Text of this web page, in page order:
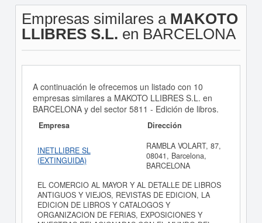
Empresas similares a MAKOTO
LLIBRES S.L. en BARCELONA
A continuación le ofrecemos un listado con 10
empresas similares a MAKOTO LLIBRES S.L. en
BARCELONA y del sector 5811 - Edición de libros.
Empresa Dirección
INETLLIBRE SL
(EXTINGUIDA)
RAMBLA VOLART, 87,
08041, Barcelona,
BARCELONA
EL COMERCIO AL MAYOR Y AL DETALLE DE LIBROS
ANTIGUOS Y VIEJOS, REVISTAS DE EDICION, LA
EDICION DE LIBROS Y CATALOGOS Y
ORGANIZACION DE FERIAS, EXPOSICIONES Y